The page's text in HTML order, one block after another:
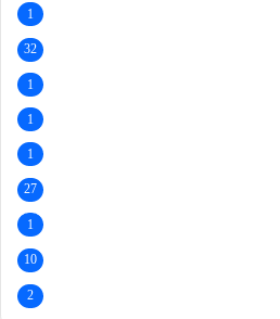
1
32
1
1
1
27
1
10
2